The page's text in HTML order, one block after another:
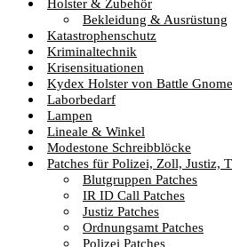
Holster & Zubehör
Bekleidung & Ausrüstung
Katastrophenschutz
Kriminaltechnik
Krisensituationen
Kydex Holster von Battle
Laborbedarf
Lampen
Lineale & Winkel
Modestone Schreibblöcke
Patches für Polizei, Zoll, Justiz,
Blutgruppen Patches
IR ID Call Patches
Justiz Patches
Ordnungsamt Patches
Polizei Patches